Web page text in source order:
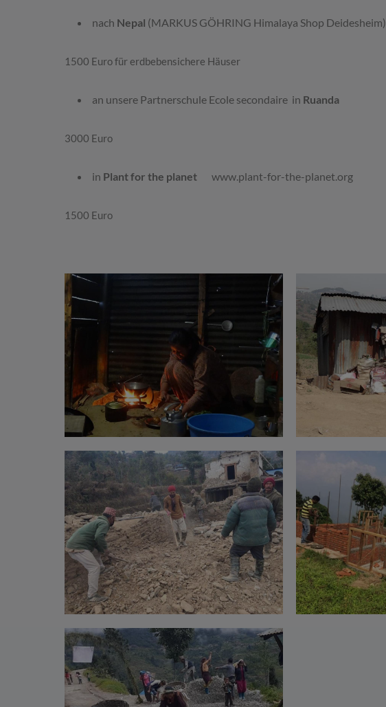
nach Nepal (MARKUS GÖHRING Himalaya Shop Deidesheim)
1500 Euro für erdbebensichere Häuser
an unsere Partnerschule Ecole secondaire in Ruanda
3000 Euro
in Plant for the planet www.plant-for-the-planet.org
1500 Euro